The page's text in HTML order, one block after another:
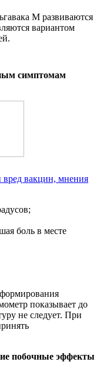
М развиваются
вариантом
симптомам
вред вакцин, мнения
боль в месте
формирования
показывает до
не следует. При
побочные эффекты